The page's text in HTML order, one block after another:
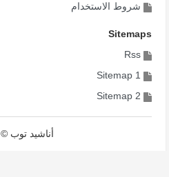
شروط الاستخدام
Sitemaps
Rss
Sitemap 1
Sitemap 2
أناشيد توب © 2026